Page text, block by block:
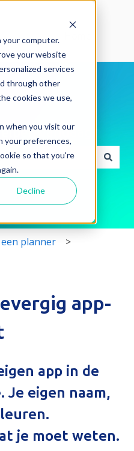
computer.
your website
services
through other
cookies we use,
when you visit our
your preferences,
so that you're
Decline
vandaag?
het zoekveld is leeg.
planner
app-
app in de
Je eigen naam,
je moet weten.